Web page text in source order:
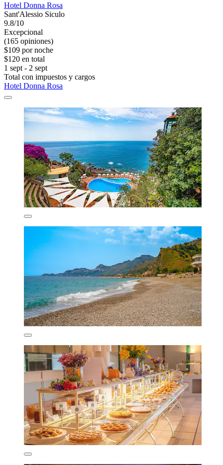
Hotel Donna Rosa
Sant'Alessio Siculo
9.8/10
Excepcional
(165 opiniones)
$109 por noche
$120 en total
1 sept - 2 sept
Total con impuestos y cargos
Hotel Donna Rosa